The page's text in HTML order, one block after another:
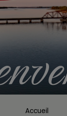
Accueil